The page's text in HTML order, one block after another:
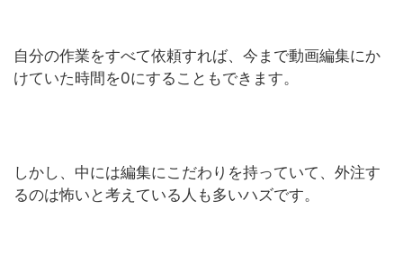
自分の作業をすべて依頼すれば、今まで動画編集にか
けていた時間を0にすることもできます。
しかし、中には編集にこだわりを持っていて、外注す
るのは怖いと考えている人も多いハズです。